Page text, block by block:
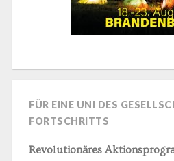
FÜR EINE UNI DES
FORTSCHRITTS
Revolutionäres